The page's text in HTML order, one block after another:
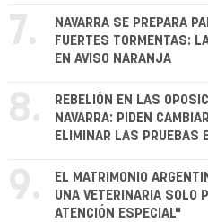
7.
NAVARRA SE PREPARA
FUERTES TORMENTAS:
EN AVISO NARANJA
8.
REBELIÓN EN LAS
NAVARRA: PIDEN
ELIMINAR LAS PRUEBAS
9.
EL MATRIMONIO
UNA VETERINARIA SOLO
ATENCIÓN ESPECIAL"